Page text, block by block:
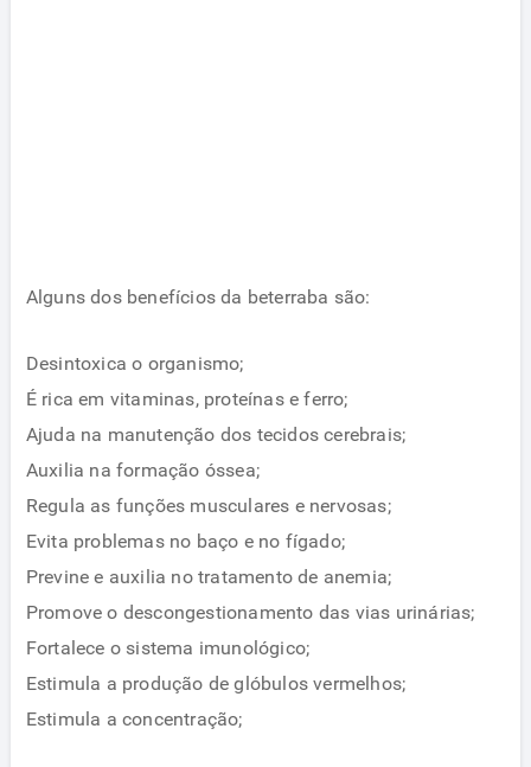
Alguns dos benefícios da beterraba são:
Desintoxica o organismo;
É rica em vitaminas, proteínas e ferro;
Ajuda na manutenção dos tecidos cerebrais;
Auxilia na formação óssea;
Regula as funções musculares e nervosas;
Evita problemas no baço e no fígado;
Previne e auxilia no tratamento de anemia;
Promove o descongestionamento das vias urinárias;
Fortalece o sistema imunológico;
Estimula a produção de glóbulos vermelhos;
Estimula a concentração;